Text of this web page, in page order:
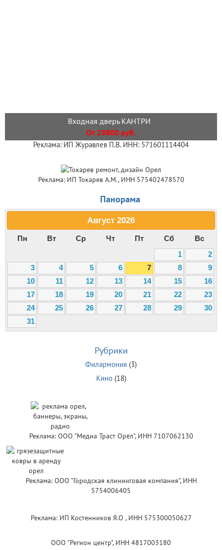
Входная дверь КАНТРИ
От 29800 руб.
Реклама: ИП Журавлев П.В. ИНН: 571601114404
Реклама: ИП Токарев А.М., ИНН 575402478570
Панорама
Август 2026
Пн Вт Ср Чт Пт Сб
Вс
1
2
3
4 5 6 7 8
9
10
11 12 13 14 15
16
17
18 19 20 21 22
23
24
25 26 27 28 29
30
31
Рубрики
Филармония (3)
Кино(18)
Реклама: ООО "Медиа Траст Орёл", ИНН 7107062130
Реклама: ООО "Городская клининговая компания", ИНН
5754006405
Реклама: ИП Костенников Я.О , ИНН 575300050627
ООО "Регион центр", ИНН 4817003180